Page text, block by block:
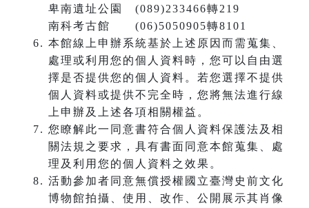
卑南遺址公園 (089)233466轉219
南科考古館 (06)5050905轉8101
本館線上申辦系統基於上述原因而需蒐集、
處理或利用您的個人資料時，您可以自由選
擇是否提供您的個人資料。若您選擇不提供
個人資料或提供不完全時，您將無法進行線
上申辦及上述各項相關權益。
您瞭解此一同意書符合個人資料保護法及相
關法規之要求，具有書面同意本館蒐集、處
理及利用您的個人資料之效果。
活動參加者同意無償授權國立臺灣史前文化
博物館拍攝、使用、改作、公開展示其肖像